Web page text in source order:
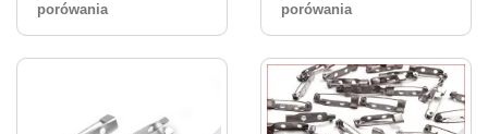
porówania
porówania